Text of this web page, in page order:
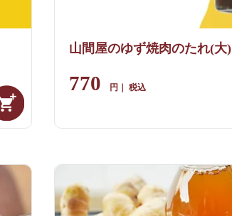
山間屋のゆず焼肉のたれ(大)
770 税込